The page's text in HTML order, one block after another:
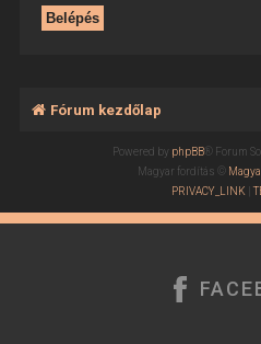
Fórum kezdőlap
Powered by phpBB® Forum
Magyar fordítás ©
PRIVACY_LINK |